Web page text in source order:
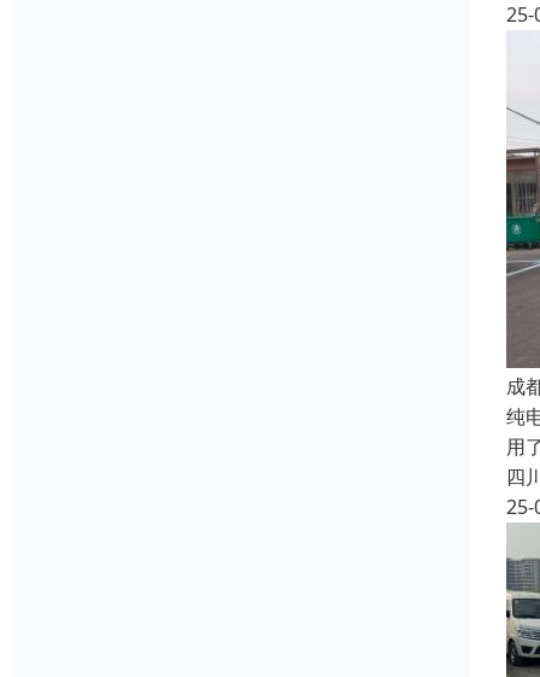
25-
成
纯
用
四
25-